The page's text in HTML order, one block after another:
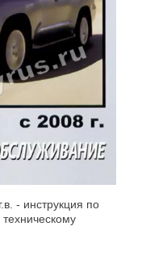
- инструкция по